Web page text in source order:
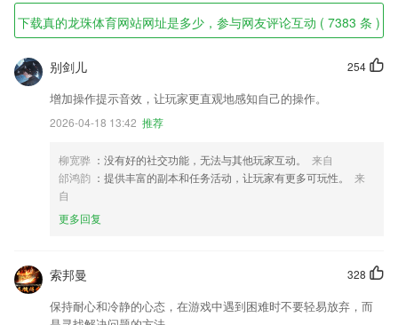
下载真的龙珠体育网站网址是多少，参与网友评论互动 ( 7383 条 )
254
别剑儿
增加操作提示音效，让玩家更直观地感知自己的操作。
2026-04-18 13:42 推荐
柳宽骅 ：没有好的社交功能，无法与其他玩家互动。
来自
邰鸿韵 ：提供丰富的副本和任务活动，让玩家有更多可玩性。
来
自
更多回复
328
索邦曼
保持耐心和冷静的心态，在游戏中遇到困难时不要轻易放弃，而